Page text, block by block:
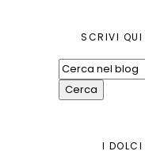
SCRIVI
I DOLCI